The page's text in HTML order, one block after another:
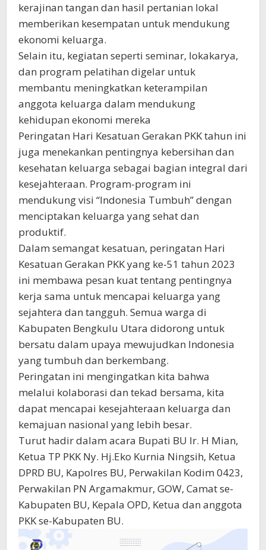
kerajinan tangan dan hasil pertanian lokal
memberikan kesempatan untuk mendukung
ekonomi keluarga.
Selain itu, kegiatan seperti seminar, lokakarya,
dan program pelatihan digelar untuk
membantu meningkatkan keterampilan
anggota keluarga dalam mendukung
kehidupan ekonomi mereka
Peringatan Hari Kesatuan Gerakan PKK tahun ini
juga menekankan pentingnya kebersihan dan
kesehatan keluarga sebagai bagian integral dari
kesejahteraan. Program-program ini
mendukung visi “Indonesia Tumbuh” dengan
menciptakan keluarga yang sehat dan
produktif.
Dalam semangat kesatuan, peringatan Hari
Kesatuan Gerakan PKK yang ke-51 tahun 2023
ini membawa pesan kuat tentang pentingnya
kerja sama untuk mencapai keluarga yang
sejahtera dan tangguh. Semua warga di
Kabupaten Bengkulu Utara didorong untuk
bersatu dalam upaya mewujudkan Indonesia
yang tumbuh dan berkembang.
Peringatan ini mengingatkan kita bahwa
melalui kolaborasi dan tekad bersama, kita
dapat mencapai kesejahteraan keluarga dan
kemajuan nasional yang lebih besar.
Turut hadir dalam acara Bupati BU Ir. H Mian,
Ketua TP PKK Ny. Hj.Eko Kurnia Ningsih, Ketua
DPRD BU, Kapolres BU, Perwakilan Kodim 0423,
Perwakilan PN Argamakmur, GOW, Camat se-
Kabupaten BU, Kepala OPD, Ketua dan anggota
PKK se-Kabupaten BU.